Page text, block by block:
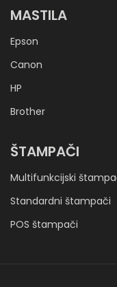
MASTILA
Epson
Canon
HP
Brother
ŠTAMPAČI
Multifunkcijski
Standardni štampači
POS štampači